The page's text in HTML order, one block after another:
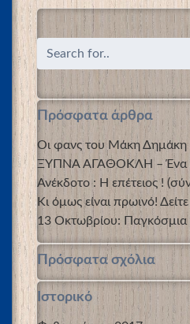
Πρόσφατα άρθρα
Οι φανς του Μάκη Δημάκη
ΞΥΠΝΑ ΑΓΑΘΟΚΛΗ – Ένα
Ανέκδοτο : Η επέτειος !
Κι όμως είναι πρωινό!
13 Οκτωβρίου: Παγκόσμια
Πρόσφατα σχόλια
Ιστορικό